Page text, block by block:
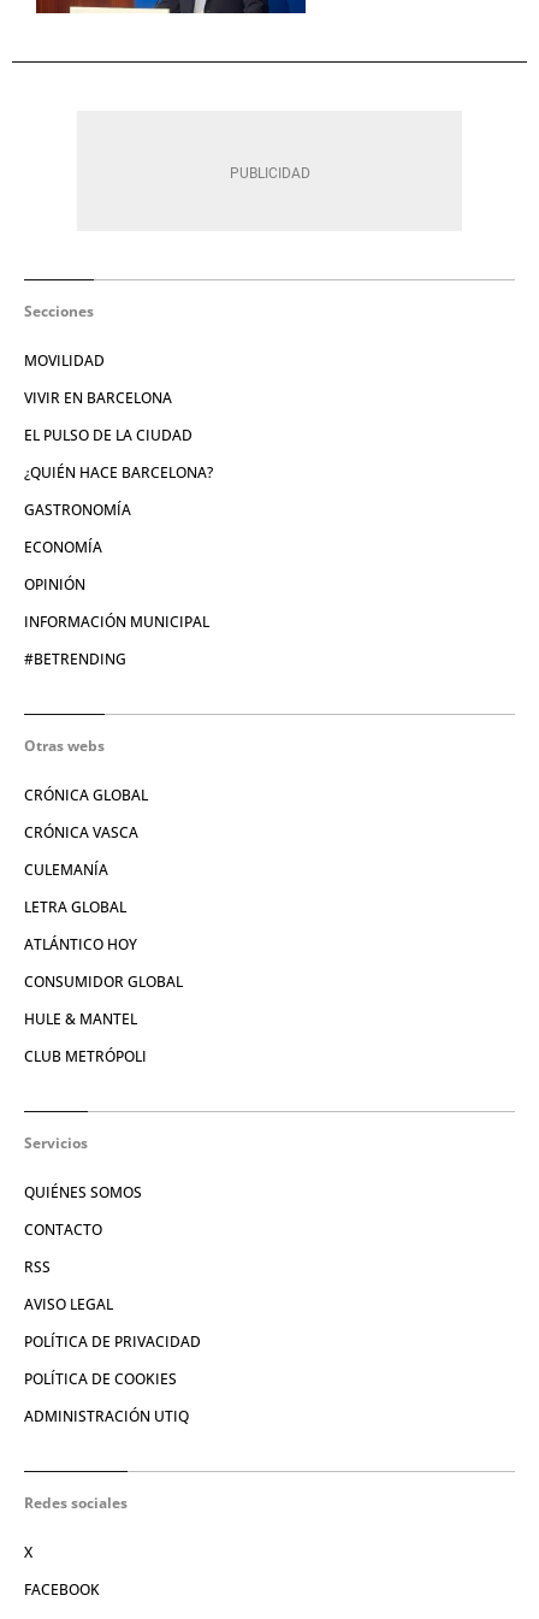
Secciones
MOVILIDAD
VIVIR EN BARCELONA
EL PULSO DE LA CIUDAD
¿QUIÉN HACE BARCELONA?
GASTRONOMÍA
ECONOMÍA
OPINIÓN
INFORMACIÓN MUNICIPAL
#BETRENDING
Otras webs
CRÓNICA GLOBAL
CRÓNICA VASCA
CULEMANÍA
LETRA GLOBAL
ATLÁNTICO HOY
CONSUMIDOR GLOBAL
HULE & MANTEL
CLUB METRÓPOLI
Servicios
QUIÉNES SOMOS
CONTACTO
RSS
AVISO LEGAL
POLÍTICA DE PRIVACIDAD
POLÍTICA DE COOKIES
ADMINISTRACIÓN UTIQ
Redes sociales
X
FACEBOOK